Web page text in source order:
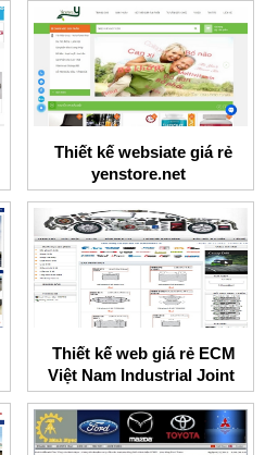
Thiết kế websiate giá rẻ
yenstore.net
Thiết kế web giá rẻ ECM
Việt Nam Industrial Joint
Stock Company